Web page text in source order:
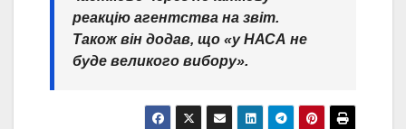
реакцію агентства на звіт.
Також він додав, що «у НАСА не
буде великого вибору».